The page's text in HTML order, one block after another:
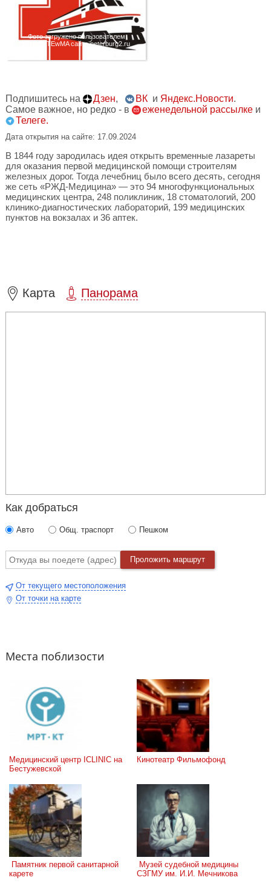
Фото загружено пользователем
MTk2N TEwMA сайта peterburg2.ru
Подпишитесь на Дзен, ВК и Яндекс.Новости.
Самое важное, но редко - в
еженедельной рассылке и
Телеге.
Дата открытия на сайте: 17.09.2024
В 1844 году зародилась идея открыть временные лазареты
для оказания первой медицинской помощи строителям
железных дорог. Тогда лечебниц было всего десять, сегодня
же сеть «РЖД-Медицина» — это 94 многофункциональных
медицинских центра, 248 поликлиник, 18 стоматологий, 200
клинико-диагностических лабораторий, 199 медицинских
пунктов на вокзалах и 36 аптек.
Карта Панорама
Как добраться
Авто Общ. траспорт Пешком
Проложить маршрут
От текущего местоположения
От точки на карте
Места поблизости
Медицинский центр ICLINIC на
Бестужевской
Кинотеатр Фильмофонд
карете
СЗГМУ им. И.И. Мечникова